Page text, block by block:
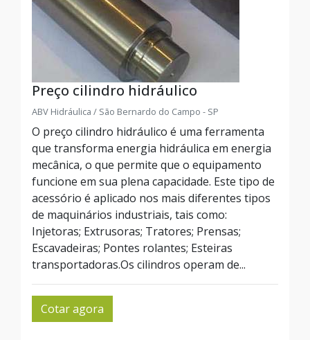
Preço cilindro hidráulico
ABV Hidráulica / São Bernardo do Campo - SP
O preço cilindro hidráulico é uma ferramenta
que transforma energia hidráulica em energia
mecânica, o que permite que o equipamento
funcione em sua plena capacidade. Este tipo de
acessório é aplicado nos mais diferentes tipos
de maquinários industriais, tais como:
Injetoras; Extrusoras; Tratores; Prensas;
Escavadeiras; Pontes rolantes; Esteiras
transportadoras.Os cilindros operam de...
Cotar agora